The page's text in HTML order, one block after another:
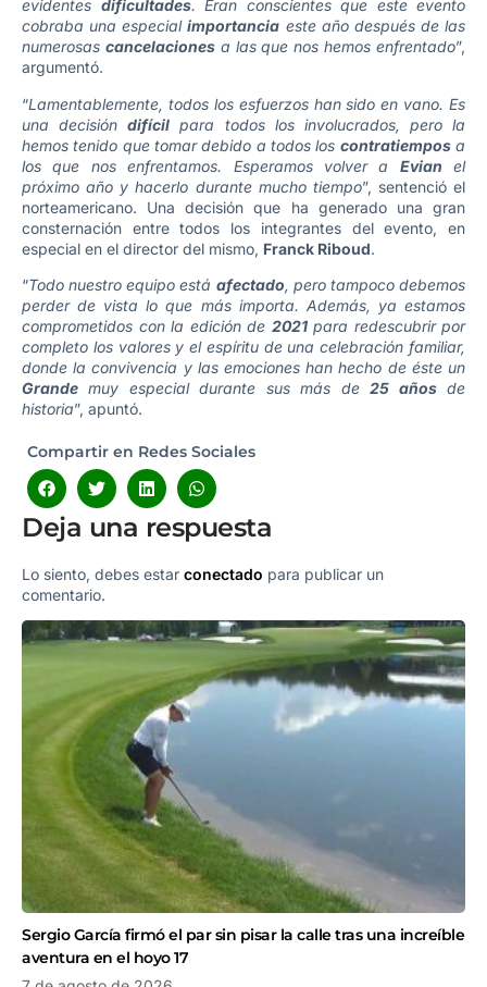
evidentes dificultades. Eran conscientes que este evento
cobraba una especialimportancia este año después de las
numerosas cancelacionesa las que nos hemos enfrentado”,
argumentó.
“Lamentablemente, todos los esfuerzos han sido en vano. Es
una decisióndifícil para todos los involucrados, pero la
hemos tenido que tomar debido a todos los contratiemposa
los que nos enfrentamos. Esperamos volver a Evian el
próximo año y hacerlo durante mucho tiempo”, sentenció el
norteamericano. Una decisión que ha generado una gran
consternación entre todos los integrantes del evento, en
especial en el director del mismo, Franck Riboud.
“Todo nuestro equipo está afectado, pero tampoco debemos
perder de vista lo que más importa. Además, ya estamos
comprometidos con la edición de 2021para redescubrir por
completo los valores y el espíritu de una celebración familiar,
donde la convivencia y las emociones han hecho de éste un
Grande muy especial durante sus más de25 añosde
historia”, apuntó.
Compartir en Redes Sociales
Deja una respuesta
Lo siento, debes estar conectado para publicar un
comentario.
Sergio García firmó el par sin pisar la calle tras una increíble
aventura en el hoyo 17